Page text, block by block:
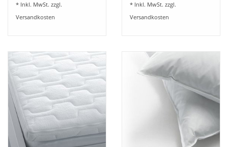
* Inkl. MwSt. zzgl.
Versandkosten
* Inkl. MwSt. zzgl.
Versandkosten